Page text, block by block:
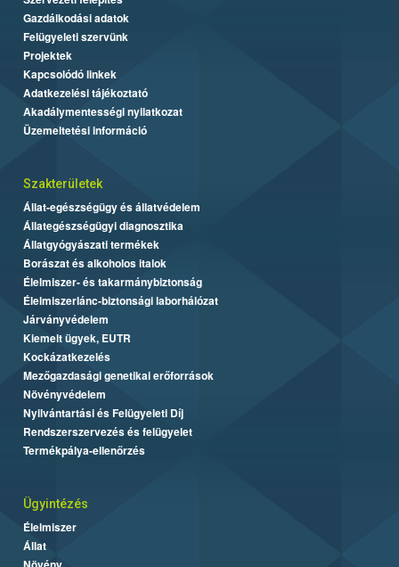
Gazdálkodási adatok
Felügyeleti szervünk
Projektek
Kapcsolódó linkek
Adatkezelési tájékoztató
Akadálymentességi nyilatkozat
Üzemeltetési információ
Szakterületek
Állat-egészségügy és állatvédelem
Állategészségügyi diagnosztika
Állatgyógyászati termékek
Borászat és alkoholos italok
Élelmiszer- és takarmánybiztonság
Élelmiszerlánc-biztonsági laborhálózat
Járványvédelem
Kiemelt ügyek, EUTR
Kockázatkezelés
Mezőgazdasági genetikai erőforrások
Növényvédelem
Nyilvántartási és Felügyeleti Díj
Rendszerszervezés és felügyelet
Termékpálya-ellenőrzés
Ügyintézés
Élelmiszer
Állat